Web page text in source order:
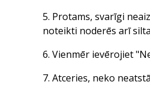
5. Protams, svarīgi
noteikti noderēs arī
6. Vienmēr ievērojiet
7. Atceries, neko